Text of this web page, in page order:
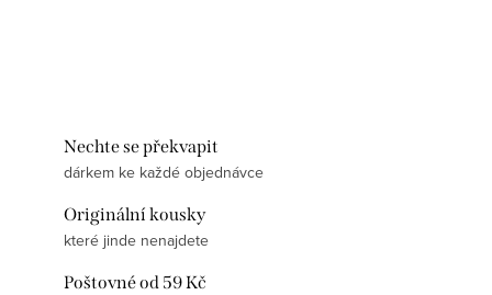
Nechte se překvapit
dárkem ke každé objednávce
Originální kousky
které jinde nenajdete
Poštovné od 59 Kč